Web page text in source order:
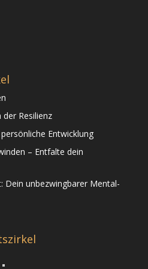
der Resilienz
Entwicklung
– Entfalte dein
Dein unbezwingbarer Mental-